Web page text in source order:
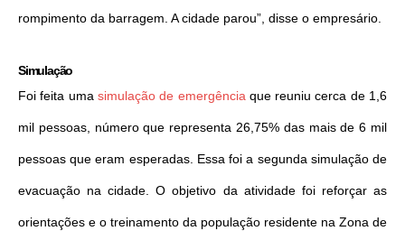
rompimento da barragem. A cidade parou”, disse o empresário.
Simulação
Foi feita uma simulação de emergência que reuniu cerca de 1,6
mil pessoas, número que representa 26,75% das mais de 6 mil
pessoas que eram esperadas. Essa foi a segunda simulação de
evacuação na cidade. O objetivo da atividade foi reforçar as
orientações e o treinamento da população residente na Zona de